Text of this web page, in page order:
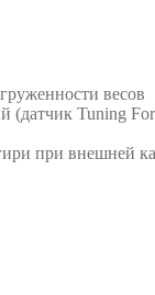
весов
(датчик Tuning
при внешней